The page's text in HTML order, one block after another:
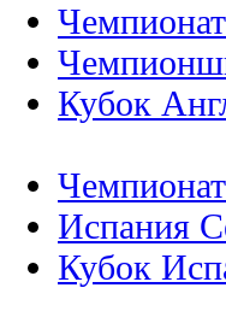
Кубок
Испания
Кубок